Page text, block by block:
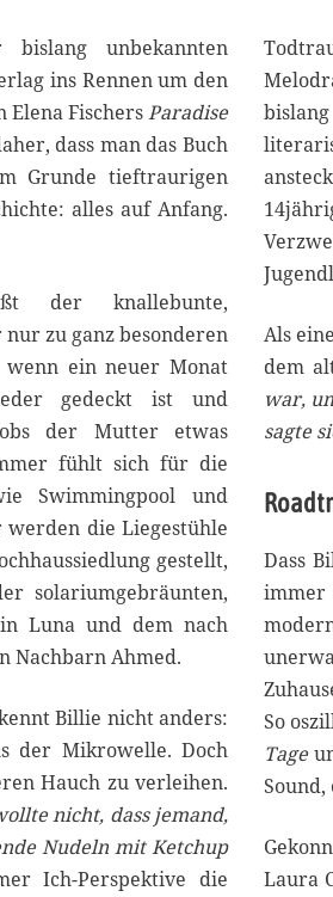
O
k
t
o
b
e
r
2
0
3
bislang unbekannten
ins Rennen um den
Elena FischersParadise
dass man das Buch
Grunde tieftraurigen
alles auf Anfang.
der knallebunte,
zu ganz besonderen
ein neuer Monat
gedeckt ist und
der Mutter etwas
fühlt sich für die
Swimmingpool und
die Liegestühle
gestellt,
solariumgebräunten,
Luna und dem nach
Nachbarn Ahmed.
Billie nicht anders:
der Mikrowelle. Doch
Hauch zu verleihen.
nicht, dass jemand,
Nudeln mit Ketchup
Ich-Perspektive die
Als
dem
war,
sagte
Dass
immer
So
Tage
Laura